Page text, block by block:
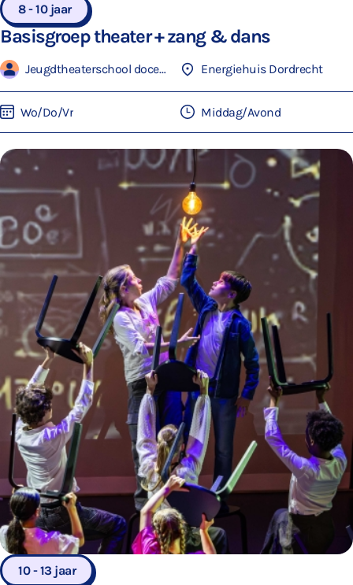
8 - 10 jaar
Basisgroep theater + zang & dans
Jeugdtheaterschool docenten Energiehuis Dordrecht
Wo/Do/Vr Middag/Avond
10 - 13 jaar